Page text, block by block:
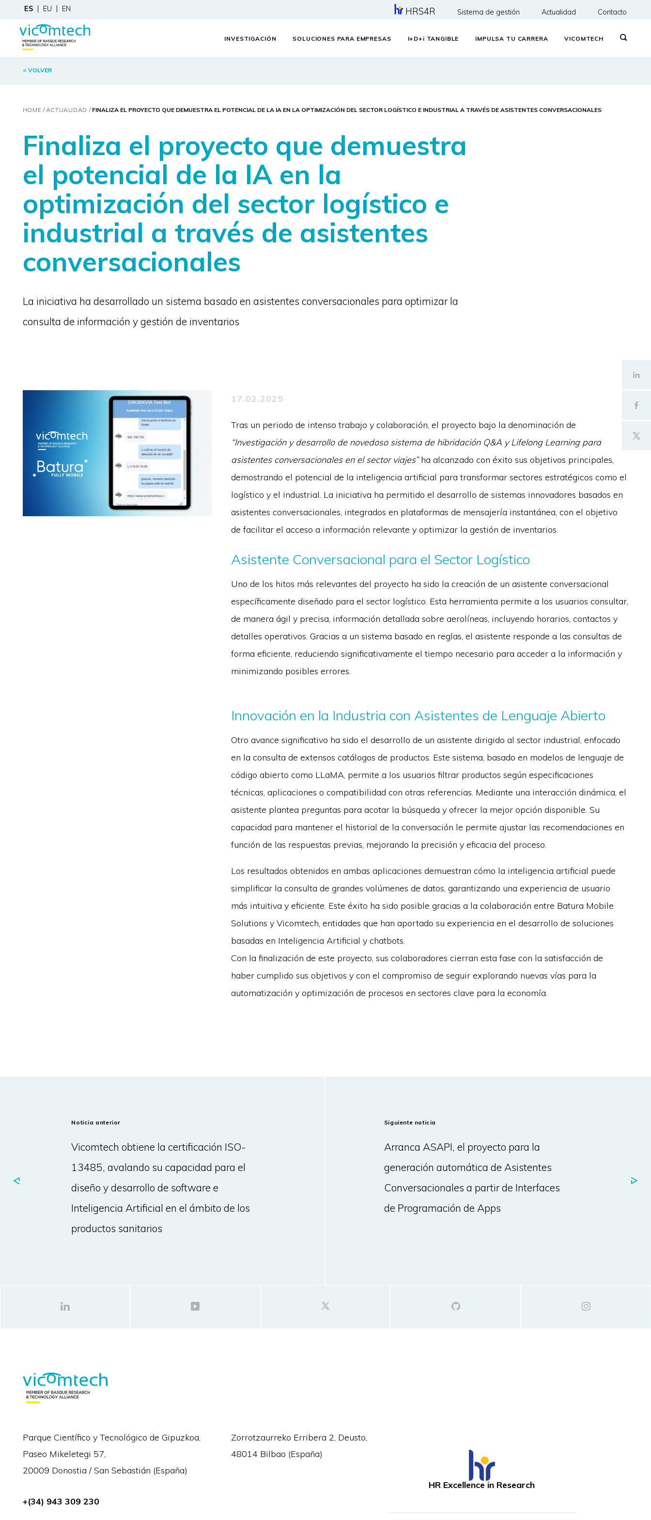
ES EU EN HRS4R Sistema de gestión Actualidad Contacto
INVESTIGACIÓN SOLUCIONES PARA EMPRESAS I+D+ i TANGIBLE IMPULSA TU CARRERA VICOMTECH
< VOLVER
HOME ACTUALIDAD FINALIZA EL PROYECTO QUE DEMUESTRA EL POTENCIAL DE LA IA EN LA OPTIMIZACIÓN DEL SECTOR LOGÍSTICO E INDUSTRIAL A TRAVÉS DE ASISTENTES CONVERSACIONALES
Finaliza el proyecto que demuestra
el potencial de la IA en la
optimización del sector logístico e
industrial a través de asistentes
conversacionales
La iniciativa ha desarrollado un sistema basado en asistentes conversacionales para optimizar la
consulta de información y gestión de inventarios
17.02.2025
Tras un periodo de intenso trabajo y colaboración, el proyecto bajo la denominación de
“Investigación y desarrollo de novedoso sistema de hibridación Q&A y Lifelong Learning para
asistentes conversacionales en el sector viajes”ha alcanzado con éxito sus objetivos principales,
demostrando el potencial de la inteligencia artificial para transformar sectores estratégicos como el
logístico y el industrial. La iniciativa ha permitido el desarrollo de sistemas innovadores basados en
asistentes conversacionales, integrados en plataformas de mensajería instantánea, con el objetivo
de facilitar el acceso a información relevante y optimizar la gestión de inventarios.
Asistente Conversacional para el Sector Logístico
Uno de los hitos más relevantes del proyecto ha sido la creación de un asistente conversacional
específicamente diseñado para el sector logístico. Esta herramienta permite a los usuarios consultar,
de manera ágil y precisa, información detallada sobre aerolíneas, incluyendo horarios, contactos y
detalles operativos. Gracias a un sistema basado en reglas, el asistente responde a las consultas de
forma eficiente, reduciendo significativamente el tiempo necesario para acceder a la información y
minimizando posibles errores.
Innovación en la Industria con Asistentes de Lenguaje Abierto
Otro avance significativo ha sido el desarrollo de un asistente dirigido al sector industrial, enfocado
en la consulta de extensos catálogos de productos. Este sistema, basado en modelos de lenguaje de
código abierto como LLaMA, permite a los usuarios filtrar productos según especificaciones
técnicas, aplicaciones o compatibilidad con otras referencias. Mediante una interacción dinámica, el
asistente plantea preguntas para acotar la búsqueda y ofrecer la mejor opción disponible. Su
capacidad para mantener el historial de la conversación le permite ajustar las recomendaciones en
función de las respuestas previas, mejorando la precisión y eficacia del proceso.
Los resultados obtenidos en ambas aplicaciones demuestran cómo la inteligencia artificial puede
simplificar la consulta de grandes volúmenes de datos, garantizando una experiencia de usuario
más intuitiva y eficiente. Este éxito ha sido posible gracias a la colaboración entre Batura Mobile
Solutions y Vicomtech, entidades que han aportado su experiencia en el desarrollo de soluciones
basadas en Inteligencia Artificial y chatbots.
Con la finalización de este proyecto, sus colaboradores cierran esta fase con la satisfacción de
haber cumplido sus objetivos y con el compromiso de seguir explorando nuevas vías para la
automatización y optimización de procesos en sectores clave para la economía.
Noticia anterior
Vicomtech obtiene la certificación ISO-
13485, avalando su capacidad para el
diseño y desarrollo de software e
Inteligencia Artificial en el ámbito de los
productos sanitarios
Siguiente noticia
Arranca ASAPI, el proyecto para la
generación automática de Asistentes
Conversacionales a partir de Interfaces
de Programación de Apps
Parque Científico y Tecnológico de Gipuzkoa,
Paseo Mikeletegi 57,
20009 Donostia / San Sebastián (España)
+(34) 943 309 230
Zorrotzaurreko Erribera 2, Deusto,
48014 Bilbao (España)
HR Excellence in Research